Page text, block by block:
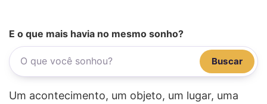
E o que mais havia no mesmo sonho?
Buscar
Um acontecimento, um objeto, um lugar, uma